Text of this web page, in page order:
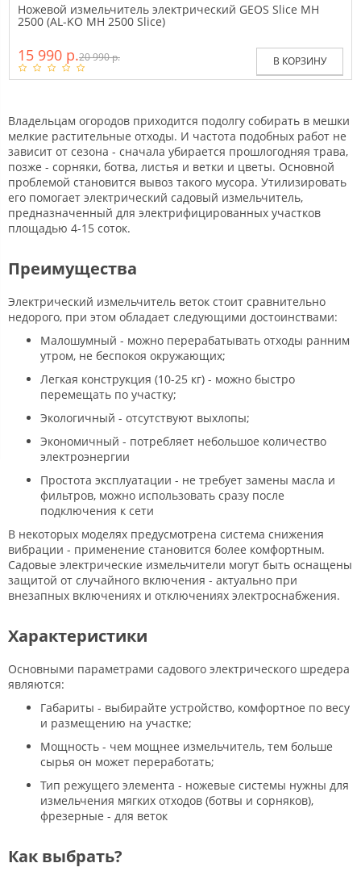
Ножевой измельчитель электрический GEOS Slice MH
2500 (AL-KO MH 2500 Slice)
15 990 р.20 990 р. В КОРЗИНУ
Владельцам огородов приходится подолгу собирать в мешки
мелкие растительные отходы. И частота подобных работ не
зависит от сезона - сначала убирается прошлогодняя трава,
позже - сорняки, ботва, листья и ветки и цветы. Основной
проблемой становится вывоз такого мусора. Утилизировать
его помогает электрический садовый измельчитель,
предназначенный для электрифицированных участков
площадью 4-15 соток.
Преимущества
Электрический измельчитель веток стоит сравнительно
недорого, при этом обладает следующими достоинствами:
Малошумный - можно перерабатывать отходы ранним
утром, не беспокоя окружающих;
Легкая конструкция (10-25 кг) - можно быстро
перемещать по участку;
Экологичный - отсутствуют выхлопы;
Экономичный - потребляет небольшое количество
электроэнергии
Простота эксплуатации - не требует замены масла и
фильтров, можно использовать сразу после
подключения к сети
В некоторых моделях предусмотрена система снижения
вибрации - применение становится более комфортным.
Садовые электрические измельчители могут быть оснащены
защитой от случайного включения - актуально при
внезапных включениях и отключениях электроснабжения.
Характеристики
Основными параметрами садового электрического шредера
являются:
Габариты - выбирайте устройство, комфортное по весу
и размещению на участке;
Мощность - чем мощнее измельчитель, тем больше
сырья он может переработать;
Тип режущего элемента - ножевые системы нужны для
измельчения мягких отходов (ботвы и сорняков),
фрезерные - для веток
Как выбрать?